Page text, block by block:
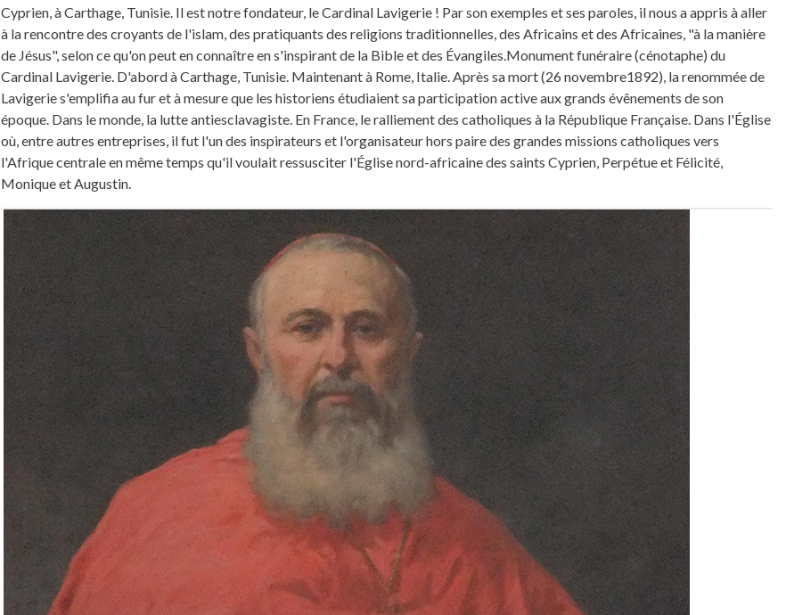
Cyprien, à Carthage, Tunisie. Il est notre fondateur, le Cardinal Lavigerie ! Par son exemples et ses paroles, il nous a appris à aller
à la rencontre des croyants de l'islam, des pratiquants des religions traditionnelles, des Africains et des Africaines, "à la manière
de Jésus", selon ce qu'on peut en connaître en s'inspirant de la Bible et des Évangiles.Monument funéraire (cénotaphe) du
Cardinal Lavigerie. D'abord à Carthage, Tunisie. Maintenant à Rome, Italie. Après sa mort (26 novembre1892), la renommée de
Lavigerie s'emplifia au fur et à mesure que les historiens étudiaient sa participation active aux grands évênements de son
époque. Dans le monde, la lutte antiesclavagiste. En France, le ralliement des catholiques à la République Française. Dans l'Église
où, entre autres entreprises, il fut l'un des inspirateurs et l'organisateur hors paire des grandes missions catholiques vers
l'Afrique centrale en même temps qu'il voulait ressusciter l'Église nord-africaine des saints Cyprien, Perpétue et Félicité,
Monique et Augustin.